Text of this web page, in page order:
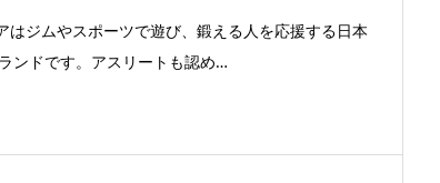
はジムやスポーツで遊び、鍛える人を応援する日本
ンドです。アスリートも認め…